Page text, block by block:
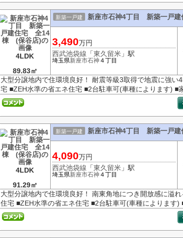
4LDK
89.83㎡
新築一戸建 新座市石神4丁目 新築一戸
3,490万円
西武池袋線 「東久留米 」駅
埼玉県新座市石神４丁目
大型分譲地内で住環境良好！ 耐震等級3取得で地震に強
宅 ■ZEH水準の省エネ住宅 ■2台駐車可(車種によります) ■
4LDK
91.29㎡
新築一戸建 新座市石神4丁目 新築一戸
4,090万円
西武池袋線 「東久留米 」駅
埼玉県新座市石神４丁目
大型分譲地内で住環境良好！ 南東角地につき開放感に溢
住宅 ■ZEH水準の省エネ住宅 ■2台駐車可(車種によります)